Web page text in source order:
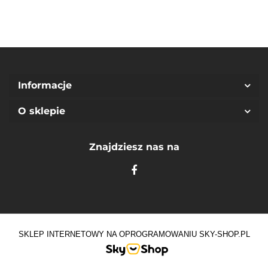
Informacje
O sklepie
Znajdziesz nas na
SKLEP INTERNETOWY NA OPROGRAMOWANIU SKY-SHOP.PL